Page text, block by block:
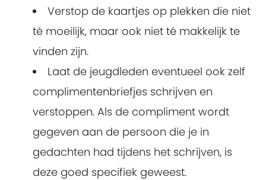
Verstop de kaartjes op plekken die niet
té moeilijk, maar ook niet té makkelijk te
vinden zijn.
Laat de jeugdleden eventueel ook zelf
complimentenbriefjes schrijven en
verstoppen. Als de compliment wordt
gegeven aan de persoon die je in
gedachten had tijdens het schrijven, is
deze goed specifiek geweest.